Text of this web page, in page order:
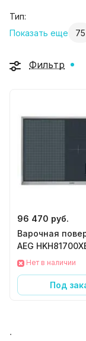
Тип:
Показать еще
75
Фильтр
96 470 руб.
Варочная
AEG
Нет в наличии
Под
.